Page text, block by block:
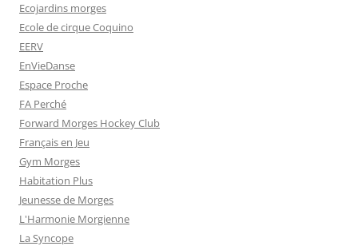
Ecojardins morges
Ecole de cirque Coquino
EERV
EnVieDanse
Espace Proche
FA Perché
Forward Morges Hockey Club
Français en Jeu
Gym Morges
Habitation Plus
Jeunesse de Morges
L'Harmonie Morgienne
La Syncope